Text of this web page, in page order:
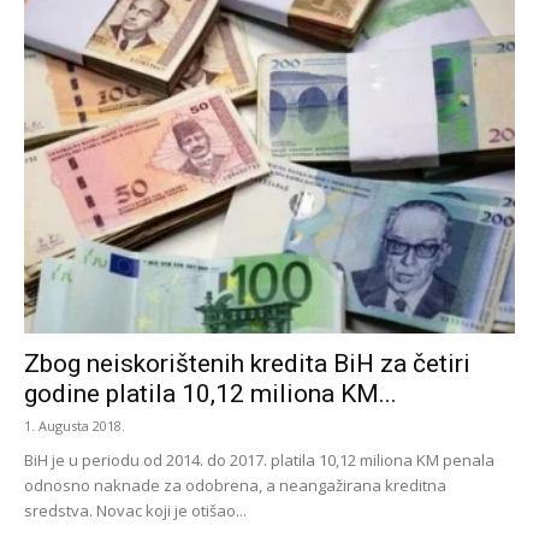
Zbog neiskorištenih kredita BiH za četiri
godine platila 10,12 miliona KM...
1. Augusta 2018.
BiH je u periodu od 2014. do 2017. platila 10,12 miliona KM penala
odnosno naknade za odobrena, a neangažirana kreditna
sredstva. Novac koji je otišao...